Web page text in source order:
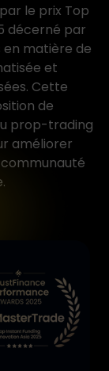
le prix Top
décerné par
en matière de
et
Cette
de
prop-trading
améliorer